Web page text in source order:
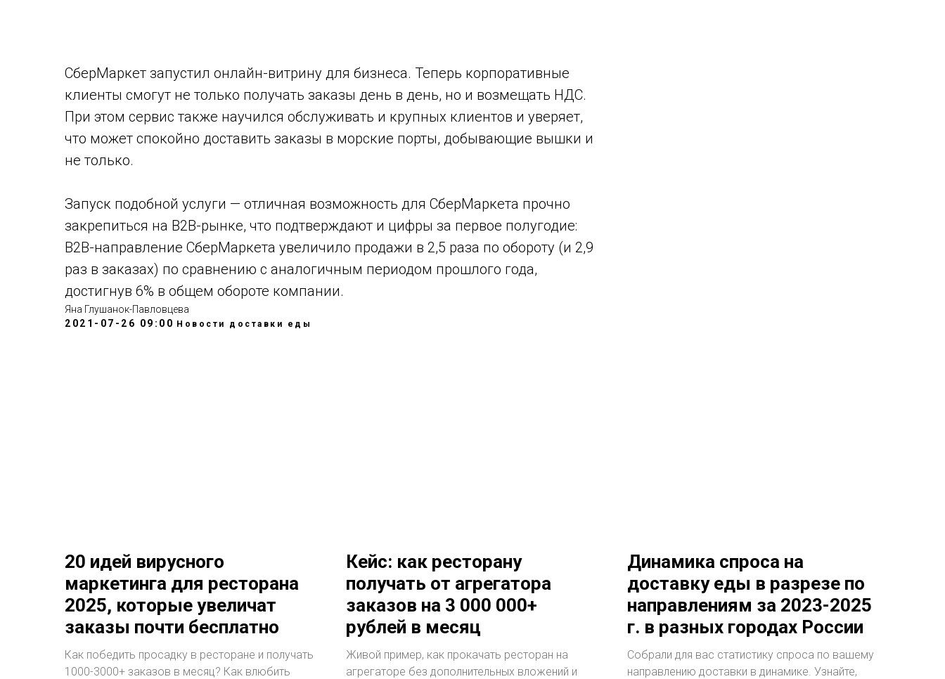
СберМаркет запустил онлайн-витрину для бизнеса. Теперь корпоративные
клиенты смогут не только получать заказы день в день, но и возмещать НДС.
При этом сервис также научился обслуживать и крупных клиентов и уверяет,
что может спокойно доставить заказы в морские порты, добывающие вышки и
не только.
Запуск подобной услуги — отличная возможность для СберМаркета прочно
закрепиться на B2B-рынке, что подтверждают и цифры за первое полугодие:
B2B-направление СберМаркета увеличило продажи в 2,5 раза по обороту (и 2,9
раз в заказах) по сравнению с аналогичным периодом прошлого года,
достигнув 6% в общем обороте компании.
Яна Глушанок-Павловцева
2021-07-26 09:00 Новости доставки еды
20 идей вирусного
маркетинга для ресторана
2025, которые увеличат
заказы почти бесплатно
Как победить просадку в ресторане и получать
1000-3000+ заказов в месяц? Как влюбить
Кейс: как ресторану
получать от агрегатора
заказов на 3 000 000+
рублей в месяц
Живой пример, как прокачать ресторан на
агрегаторе без дополнительных вложений и
Динамика спроса на
доставку еды в разрезе по
направлениям за 2023-2025
г. в разных городах России
Собрали для вас статистику спроса по вашему
направлению доставки в динамике. Узнайте,